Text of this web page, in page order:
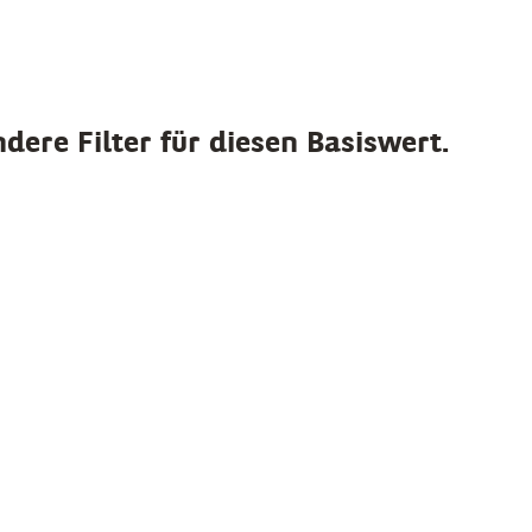
Filter für diesen Basiswert.